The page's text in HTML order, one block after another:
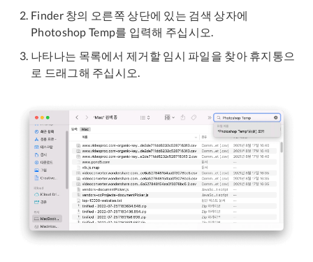
Finder 창의 오른쪽 상단에 있는 검색 상자에
Photoshop Temp를 입력해 주십시오.
나타나는 목록에서 제거할 임시 파일을 찾아 휴지통으
로 드래그해 주십시오.